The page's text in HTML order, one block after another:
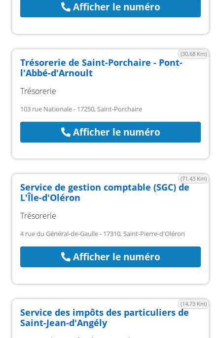
Afficher le numéro
(30.68 Km)
Trésorerie de Saint-Porchaire - Pont-
l'Abbé-d'Arnoult
Trésorerie
103 rue Nationale - 17250, Saint-Porchaire
Afficher le numéro
(71.43 Km)
Service de gestion comptable (SGC) de
L'Île-d'Oléron
Trésorerie
4 rue du Général-de-Gaulle - 17310, Saint-Pierre-d'Oléron
Afficher le numéro
(14.73 Km)
Service des impôts des particuliers de
Saint-Jean-d'Angély